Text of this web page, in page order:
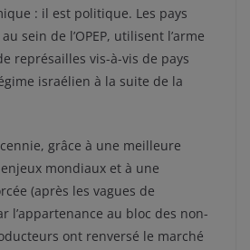
: il est politique. Les pays
sein de l’OPEP, utilisent l’arme
représailles vis-à-vis de pays
israélien à la suite de la
grâce à une meilleure
mondiaux et à une
(après les vagues de
l’appartenance au bloc des non-
ont renversé le marché